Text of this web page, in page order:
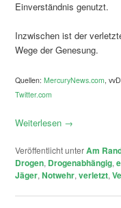
Einverständnis genutzt.
Inzwischen ist der
Wege der Genesung.
Quellen:MercuryNews.com ,
Twitter.com
Weiterlesen →
Veröffentlicht unterAm
Drogen, Drogenabhängig,
Jäger,Notwehr,verletzt,